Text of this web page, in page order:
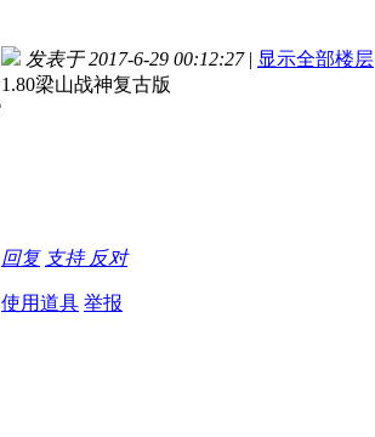
发表于 2017-6-29 00:12:27 | 显示全部楼层
1.80梁山战神复古版
回复 支持 反对
使用道具 举报